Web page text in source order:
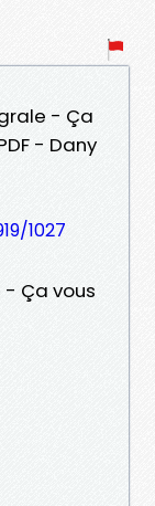
- Ça
- Dany
1027
- Ça vous